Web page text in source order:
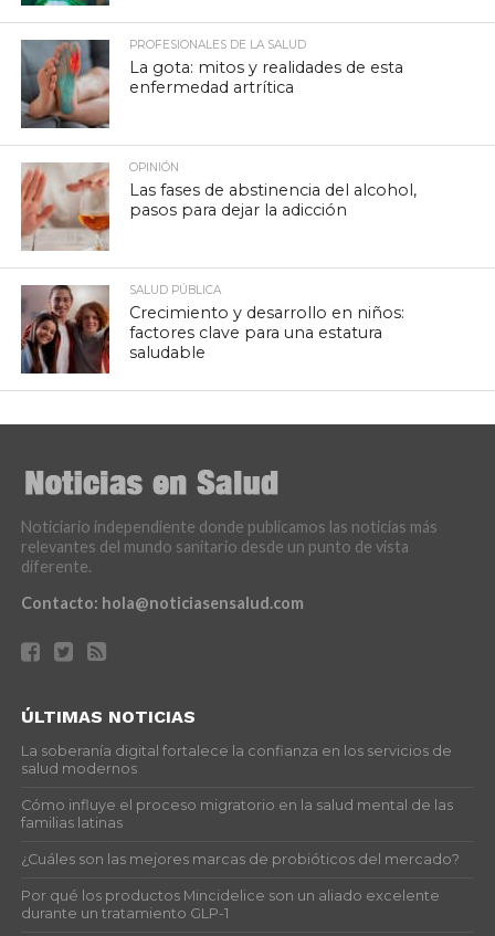
PROFESIONALES DE LA SALUD
La gota: mitos y realidades de esta
enfermedad artrítica
OPINIÓN
Las fases de abstinencia del alcohol,
pasos para dejar la adicción
SALUD PÚBLICA
Crecimiento y desarrollo en niños:
factores clave para una estatura
saludable
Noticiario independiente donde publicamos las noticias más
relevantes del mundo sanitario desde un punto de vista
diferente.
Contacto: hola@noticiasensalud.com
ÚLTIMAS NOTICIAS
La soberanía digital fortalece la confianza en los servicios de
salud modernos
Cómo influye el proceso migratorio en la salud mental de las
familias latinas
¿Cuáles son las mejores marcas de probióticos del mercado?
Por qué los productos Mincidelice son un aliado excelente
durante un tratamiento GLP-1